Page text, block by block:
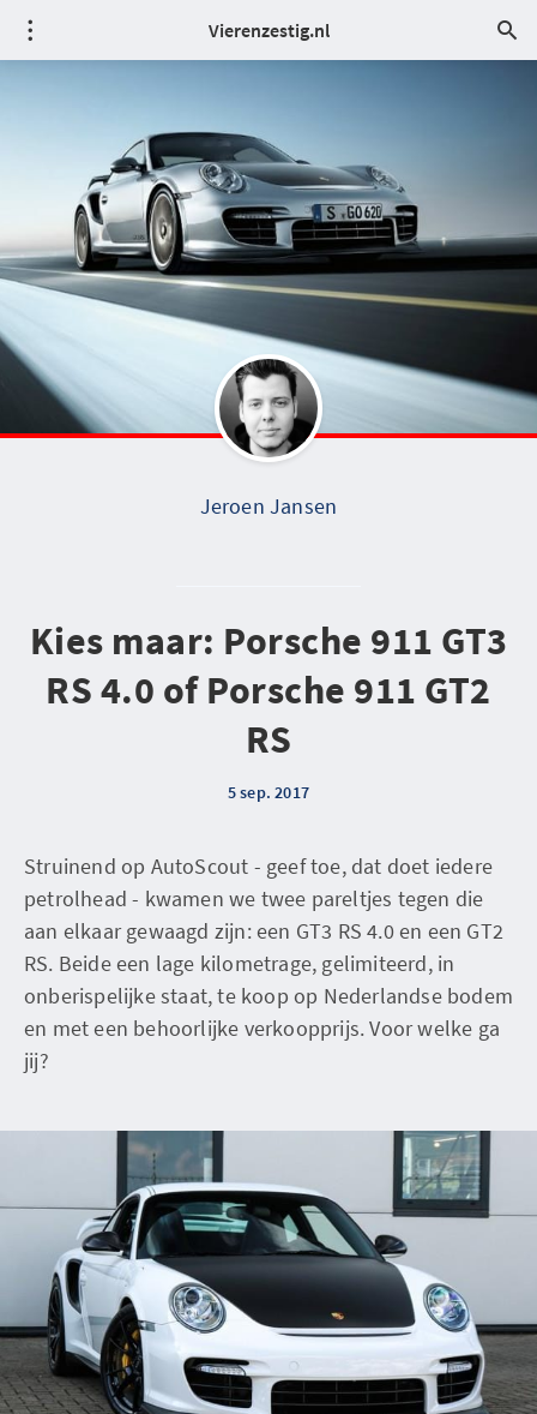
Vierenzestig.nl
Jeroen Jansen
Kies maar: Porsche 911 GT3
RS 4.0 of Porsche 911 GT2
RS
5 sep. 2017
Struinend op AutoScout - geef toe, dat doet iedere
petrolhead - kwamen we twee pareltjes tegen die
aan elkaar gewaagd zijn: een GT3 RS 4.0 en een GT2
RS. Beide een lage kilometrage, gelimiteerd, in
onberispelijke staat, te koop op Nederlandse bodem
en met een behoorlijke verkoopprijs. Voor welke ga
jij?